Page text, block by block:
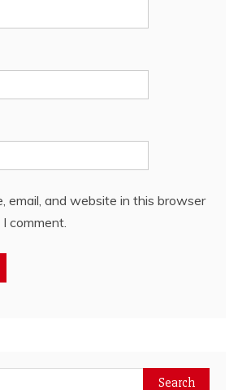
email, and website in this browser
comment.